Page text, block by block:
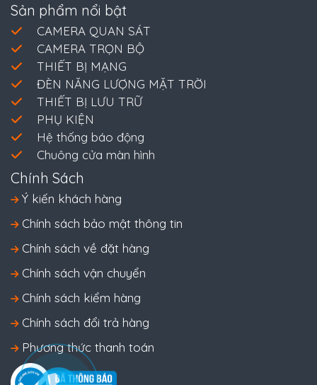
Sản phẩm nổi bật
CAMERA QUAN SÁT
CAMERA TRỌN BỘ
THIẾT BỊ MẠNG
ĐÈN NĂNG LƯỢNG MẶT TRỜI
THIẾT BỊ LƯU TRỮ
PHỤ KIỆN
Hệ thống báo động
Chuông cửa màn hình
Chính Sách
Ý kiến khách hàng
Chính sách bảo mật thông tin
Chính sách về đặt hàng
Chính sách vận chuyển
Chính sách kiểm hàng
Chính sách đổi trả hàng
Phương thức thanh toán